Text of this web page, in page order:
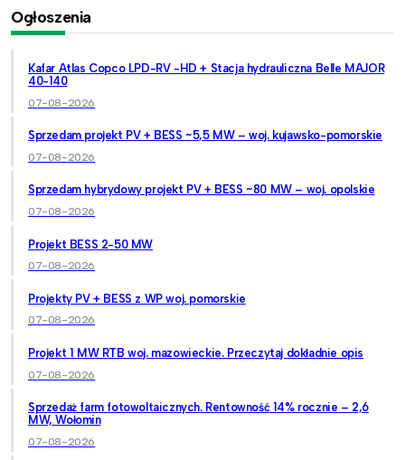
Ogłoszenia
Kafar Atlas Copco LPD-RV -HD + Stacja hydrauliczna Belle MAJOR
40-140
07-08-2026
Sprzedam projekt PV + BESS ~5,5 MW – woj. kujawsko-pomorskie
07-08-2026
Sprzedam hybrydowy projekt PV + BESS ~80 MW – woj. opolskie
07-08-2026
Projekt BESS 2-50 MW
07-08-2026
Projekty PV + BESS z WP woj. pomorskie
07-08-2026
Projekt 1 MW RTB woj. mazowieckie. Przeczytaj dokładnie opis
07-08-2026
Sprzedaż farm fotowoltaicznych. Rentowność 14% rocznie – 2,6
MW, Wołomin
07-08-2026